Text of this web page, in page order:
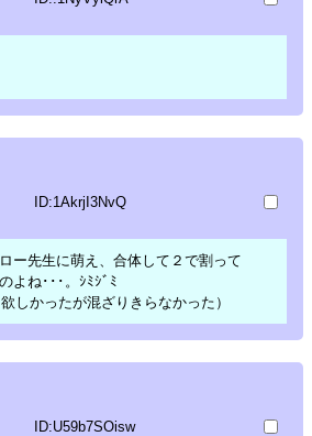
ID:1AkrjI3NvQ
ー先生に萌え、合体して２で割って
よね･･･。ｼﾐｼﾞﾐ
しかったが混ざりきらなかった）
ID:U59b7SOisw